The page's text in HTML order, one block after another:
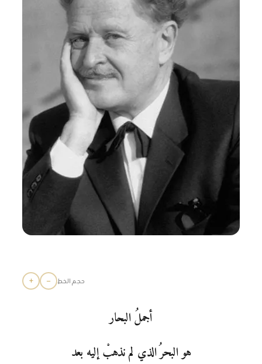
حجم الخط −
+
أجملُ البحار
هو البحرُ الذي لم نذهبْ إليه بعد